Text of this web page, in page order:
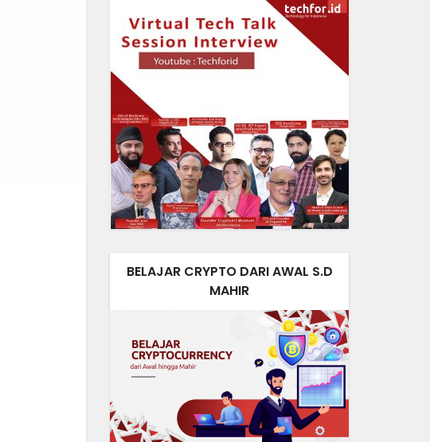
BELAJAR CRYPTO DARI AWAL S.D
MAHIR